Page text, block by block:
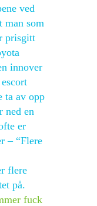
ved
man som
prisgitt
innover
ta av opp
ned en
er
– “Flere
flere
på.
fuck